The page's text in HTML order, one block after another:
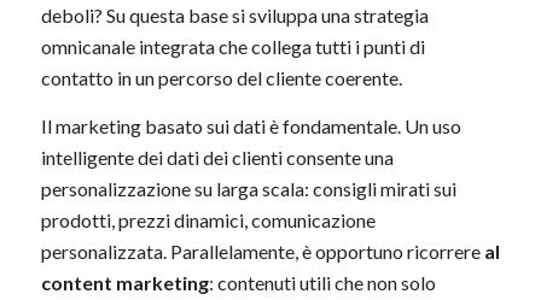
deboli? Su questa base si sviluppa una strategia
omnicanale integrata che collega tutti i punti di
contatto in un percorso del cliente coerente.
Il marketing basato sui dati è fondamentale. Un uso
intelligente dei dati dei clienti consente una
personalizzazione su larga scala: consigli mirati sui
prodotti, prezzi dinamici, comunicazione
personalizzata. Parallelamente, è opportuno ricorrere al
content marketing: contenuti utili che non solo